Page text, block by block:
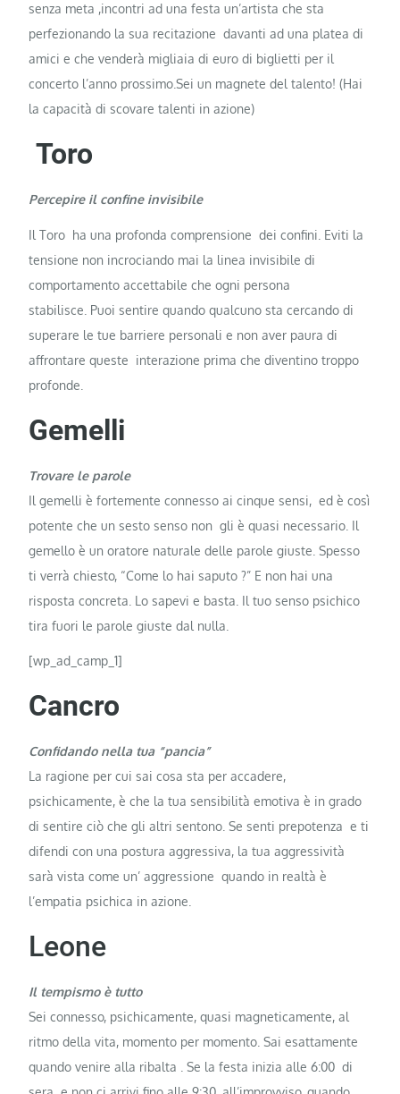
senza meta ,incontri ad una festa un’artista che sta
perfezionando la sua recitazione davanti ad una platea di
amici e che venderà migliaia di euro di biglietti per il
concerto l’anno prossimo.Sei un magnete del talento! (Hai
la capacità di scovare talenti in azione)
Toro
Percepire il confine invisibile
Il Toro ha una profonda comprensione dei confini. Eviti la
tensione non incrociando mai la linea invisibile di
comportamento accettabile che ogni persona
stabilisce. Puoi sentire quando qualcuno sta cercando di
superare le tue barriere personali e non aver paura di
affrontare queste interazione prima che diventino troppo
profonde.
Gemelli
Trovare le parole
Il gemelli è fortemente connesso ai cinque sensi, ed è così
potente che un sesto senso non gli è quasi necessario. Il
gemello è un oratore naturale delle parole giuste. Spesso
ti verrà chiesto, “Come lo hai saputo ?” E non hai una
risposta concreta. Lo sapevi e basta. Il tuo senso psichico
tira fuori le parole giuste dal nulla.
[wp_ad_camp_1]
Cancro
Confidando nella tua “pancia”
La ragione per cui sai cosa sta per accadere,
psichicamente, è che la tua sensibilità emotiva è in grado
di sentire ciò che gli altri sentono. Se senti prepotenza e ti
difendi con una postura aggressiva, la tua aggressività
sarà vista come un’ aggressione quando in realtà è
l’empatia psichica in azione.
Leone
Il tempismo è tutto
Sei connesso, psichicamente, quasi magneticamente, al
ritmo della vita, momento per momento. Sai esattamente
quando venire alla ribalta . Se la festa inizia alle 6:00 di